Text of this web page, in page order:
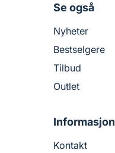
Se også
Nyheter
Bestselgere
Tilbud
Outlet
Informasjon
Kontakt